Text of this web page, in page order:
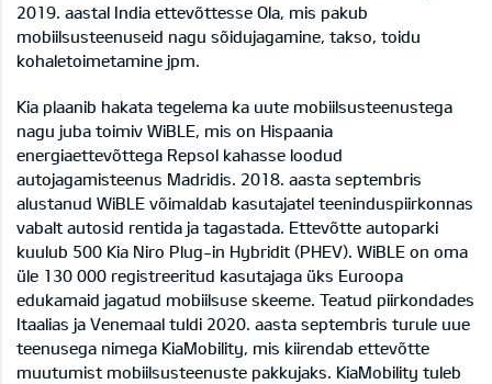
2019. aastal India ettevõttesse Ola, mis pakub
mobiilsusteenuseid nagu sõidujagamine, takso, toidu
kohaletoimetamine jpm.
Kia plaanib hakata tegelema ka uute mobiilsusteenustega
nagu juba toimiv WiBLE, mis on Hispaania
energiaettevõttega Repsol kahasse loodud
autojagamisteenus Madridis. 2018. aasta septembris
alustanud WiBLE võimaldab kasutajatel teeninduspiirkonnas
vabalt autosid rentida ja tagastada. Ettevõtte autoparki
kuulub 500 Kia Niro Plug-in Hybridit (PHEV). WiBLE on oma
üle 130 000 registreeritud kasutajaga üks Euroopa
edukamaid jagatud mobiilsuse skeeme. Teatud piirkondades
Itaalias ja Venemaal tuldi 2020. aasta septembris turule uue
teenusega nimega KiaMobility, mis kiirendab ettevõtte
muutumist mobiilsusteenuste pakkujaks. KiaMobility tuleb